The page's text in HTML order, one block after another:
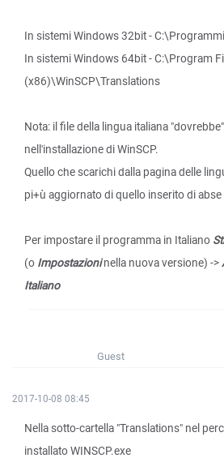
In sistemi Windows 32bit -
In sistemi Windows 64bit - C:\Program
(x86)\WinSCP\Translations
Nota: il file della lingua italiana
nell'installazione di WinSCP.
Quello che scarichi dalla pagina delle
pi+ù aggiornato di quello inserito di
Per impostare il programma in Italiano
(o Impostazioninella nuova versione) ->
Italiano
Guest
2017-10-08 08:45
Nella sotto-cartella "Translations" nel
installato WINSCP.exe